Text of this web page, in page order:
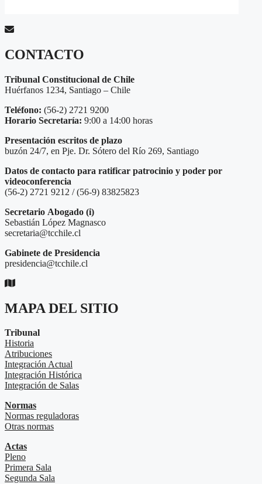
CONTACTO
Tribunal Constitucional de Chile
Huérfanos 1234, Santiago – Chile
Teléfono: (56-2) 2721 9200
Horario Secretaría: 9:00 a 14:00 horas
Presentación escritos de plazo
buzón 24/7, en Pje. Dr. Sótero del Río 269, Santiago
Datos de contacto para ratificar patrocinio y poder por
videoconferencia
(56-2) 2721 9212 / (56-9) 83825823
Secretario Abogado (i)
Sebastián López Magnasco
secretaria@tcchile.cl
Gabinete de Presidencia
presidencia@tcchile.cl
MAPA DEL SITIO
Tribunal
Historia
Atribuciones
Integración Actual
Integración Histórica
Integración de Salas
Normas
Normas reguladoras
Otras normas
Actas
Pleno
Primera Sala
Segunda Sala